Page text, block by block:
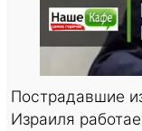
Пострадавшие
Израиля